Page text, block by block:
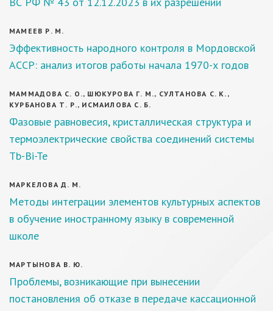
МАМЕЕВ Р. М.
Эффективность народного контроля в Мордовской
АССР: анализ итогов работы начала 1970-х годов
МАММАДОВА С. О., ШЮКУРОВА Г. М., СУЛТАНОВА С. К.,
КУРБАНОВА Т. Р., ИСМАИЛОВА С. Б.
Фазовые равновесия, кристаллическая структура и
термоэлектрические свойства соединений системы
Tb-Bi-Te
МАРКЕЛОВА Д. М.
Методы интеграции элементов культурных аспектов
в обучение иностранному языку в современной
школе
МАРТЫНОВА В. Ю.
Проблемы, возникающие при вынесении
постановления об отказе в передаче кассационной